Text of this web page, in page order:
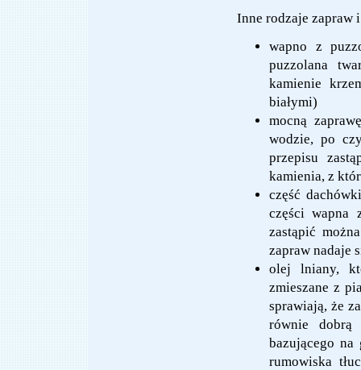
Inne rodzaje zapraw
wapno z
puzzolana
kamienie
białymi)
mocną
wodzie, po
przepisu
kamienia, z
część
części wapna
zastąpić
zapraw nadaje
olej lniany,
zmieszane z
sprawiają, że
równie dobrą
bazującego
rumowiska